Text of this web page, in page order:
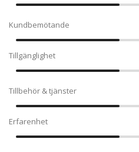
Kundbemötande
Tillgänglighet
Tillbehör & tjänster
Erfarenhet